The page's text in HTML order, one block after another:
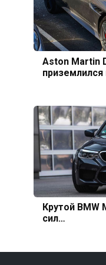
Aston Martin
Крутой BMW
сил…